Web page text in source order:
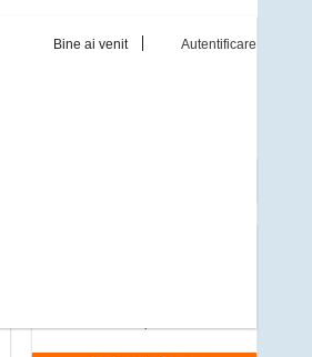
Bine ai venit Autentificare